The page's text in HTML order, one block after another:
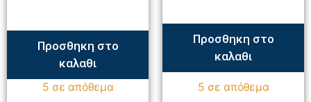
Προσθηκη στο
καλαθι
5 σε απόθεμα
Προσθηκη στο
καλαθι
5 σε απόθεμα